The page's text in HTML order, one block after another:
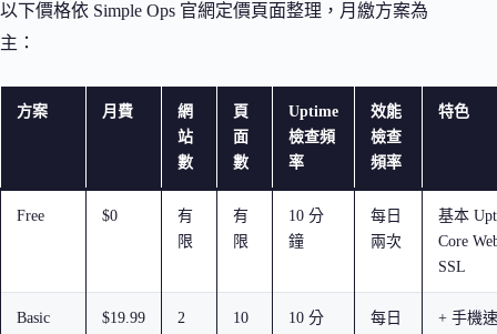
以下價格依 Simple Ops 官網定價頁面整理，月繳方案為
主：
方案 月費
網
站
數
頁
面
數
Uptime
檢查頻
率
效能
檢查
頻率
特色
Free $0
有
限
有
限
10 分
鐘
每日
兩次
基本
Core
SSL
Basic $19.99 2 10
10 分
每日
+ 手機